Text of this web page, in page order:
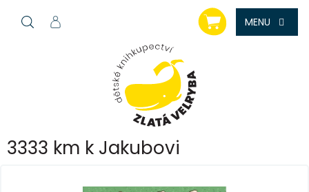
NÁKUPNÍ
KOŠÍK
3333 km k Jakubovi